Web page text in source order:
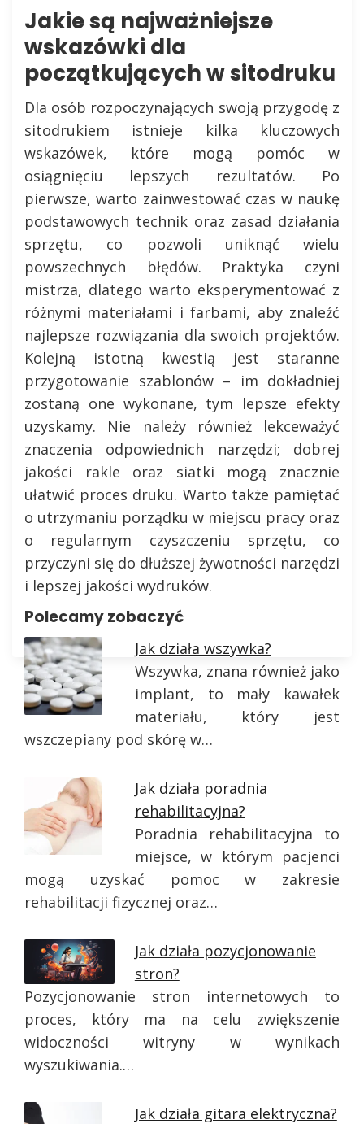
Jakie są najważniejsze
wskazówki dla
początkujących w sitodruku
Dla osób rozpoczynających swoją przygodę z
sitodrukiem istnieje kilka kluczowych
wskazówek, które mogą pomóc w
osiągnięciu lepszych rezultatów. Po
pierwsze, warto zainwestować czas w naukę
podstawowych technik oraz zasad działania
sprzętu, co pozwoli uniknąć wielu
powszechnych błędów. Praktyka czyni
mistrza, dlatego warto eksperymentować z
różnymi materiałami i farbami, aby znaleźć
najlepsze rozwiązania dla swoich projektów.
Kolejną istotną kwestią jest staranne
przygotowanie szablonów – im dokładniej
zostaną one wykonane, tym lepsze efekty
uzyskamy. Nie należy również lekceważyć
znaczenia odpowiednich narzędzi; dobrej
jakości rakle oraz siatki mogą znacznie
ułatwić proces druku. Warto także pamiętać
o utrzymaniu porządku w miejscu pracy oraz
o regularnym czyszczeniu sprzętu, co
przyczyni się do dłuższej żywotności narzędzi
i lepszej jakości wydruków.
Polecamy zobaczyć
Jak działa wszywka?
Wszywka, znana również jako
implant, to mały kawałek
materiału, który jest
wszczepiany pod skórę w…
Jak działa poradnia
rehabilitacyjna?
Poradnia rehabilitacyjna to
miejsce, w którym pacjenci
mogą uzyskać pomoc w zakresie
rehabilitacji fizycznej oraz…
Jak działa pozycjonowanie
stron?
Pozycjonowanie stron internetowych to
proces, który ma na celu zwiększenie
widoczności witryny w wynikach
wyszukiwania.…
Jak działa gitara elektryczna?